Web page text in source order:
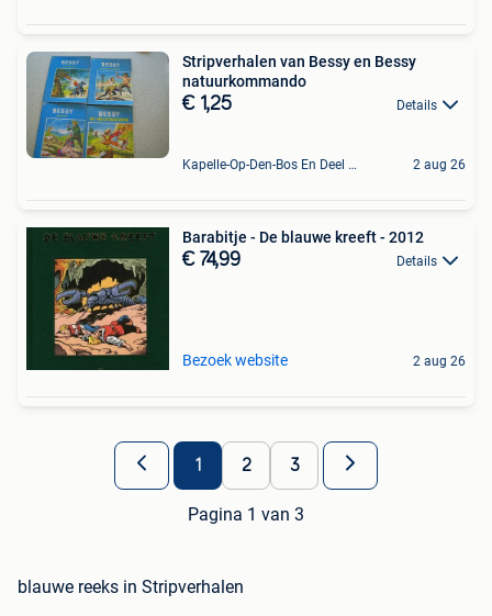
Stripverhalen van Bessy en Bessy
natuurkommando
€ 1,25 Details
Kapelle-Op-Den-Bos En Deel Van Zemst 2 aug 26
Barabitje - De blauwe kreeft - 2012
€ 74,99 Details
Bezoek website 2 aug 26
1 2 3
Pagina 1 van 3
blauwe reeks in Stripverhalen